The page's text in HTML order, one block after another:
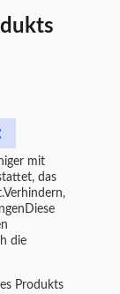
mit
das
die
Produkts